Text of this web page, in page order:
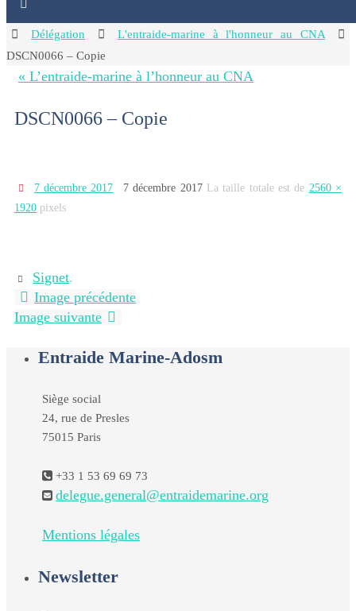
HomeDélégation
L'entraide-marine à l'honneur au CNA
DSCN0066 – Copie
« L’entraide-marine à l’honneur au CNA
DSCN0066 – Copie
7 décembre 2017 7 décembre 2017 La taille totale est de 2560 ×
1920 pixels
Signet.
Image précédente
Image suivante
Entraide Marine-Adosm
Siège social
24, rue de Presles
75015 Paris
+33 1 53 69 69 73
delegue.general@entraidemarine.org
Mentions légales
Newsletter